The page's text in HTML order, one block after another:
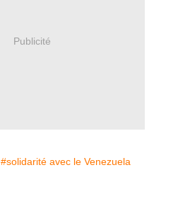
Publicité
#solidarité avec le Venezuela